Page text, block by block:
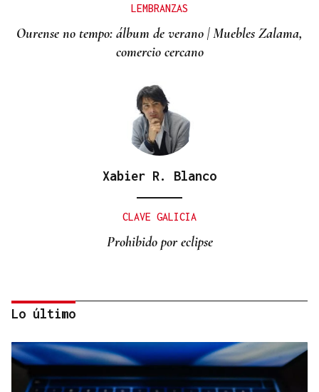
LEMBRANZAS
Ourense no tempo: álbum de verano | Muebles Zalama,
comercio cercano
Xabier R. Blanco
CLAVE GALICIA
Prohibido por eclipse
Lalo Pavón
Lo último